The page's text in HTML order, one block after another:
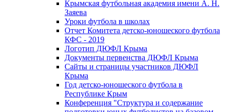
Крымская футбольная академия имени А. Н.
Заяева
Уроки футбола в школах
Отчет Комитета детско-юношеского футбола
КФС - 2019
Логотип ДЮФЛ Крыма
Документы первенства ДЮФЛ Крыма
Сайты и страницы участников ДЮФЛ
Крыма
Год детско-юношеского футбола в
Республике Крым
Конференция "Структура и содержание